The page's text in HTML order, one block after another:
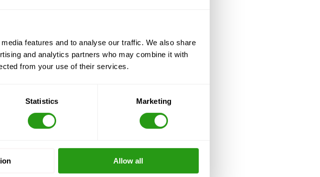
features and to analyse our traffic. We also share
and analytics partners who may combine it with
from your use of their services.
Statistics Marketing
Allow all